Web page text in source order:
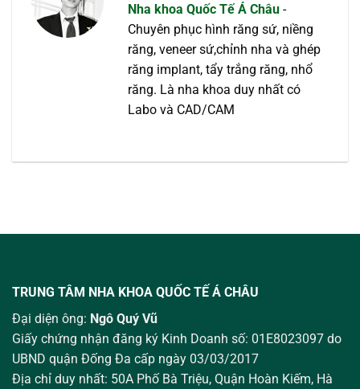
Nha khoa Quốc Tế Á Châu -
Chuyên phục hình răng sứ, niềng
răng, veneer sứ,chỉnh nha và ghép
răng implant, tẩy trắng răng, nhổ
răng. Là nha khoa duy nhất có
Labo và CAD/CAM
TRUNG TÂM NHA KHOA QUỐC TẾ Á CHÂU
Đại diện ông: Ngô Quý Vũ
Giấy chứng nhận đăng ký Kinh Doanh số: 01E8023097 do
UBND quận Đống Đa cấp ngày 03/03/2017
Địa chỉ duy nhất: 50A Phố Bà Triệu, Quận Hoàn Kiếm, Hà